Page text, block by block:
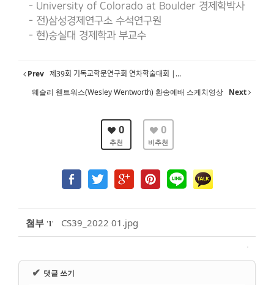
- University of Colorado at Boulder 경제학박사
- 전)삼성경제연구소 수석연구원
- 현)숭실대 경제학과 부교수
Prev 제39회 기독교학문연구회 연차학술대회 |...
웨슬리 웬트워스(Wesley Wentworth) 환송예배 스케치영상 Next
0
추천
0
비추천
첨부 '1' CS39_2022 01.jpg
✔ 댓글 쓰기